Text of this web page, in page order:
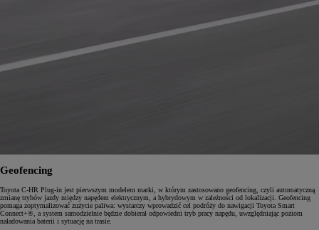
Geofencing
Toyota C-HR Plug-in jest pierwszym modelem marki, w którym zastosowano geofencing, czyli automatyczną
zmianę trybów jazdy między napędem elektrycznym, a hybrydowym w zależności od lokalizacji. Geofencing
pomaga zoptymalizować zużycie paliwa: wystarczy wprowadzić cel podróży do nawigacji Toyota Smart
Connect+®, a system samodzielnie będzie dobierał odpowiedni tryb pracy napędu, uwzględniając poziom
naładowania baterii i sytuację na trasie.